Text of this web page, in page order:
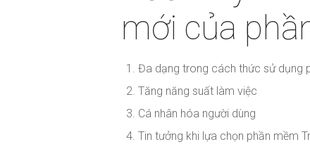
mới của
Đa dạng trong cách thức sử dụng
Tăng năng suất làm việc
Cá nhân hóa người dùng
Tin tưởng khi lựa chọn phần mềm